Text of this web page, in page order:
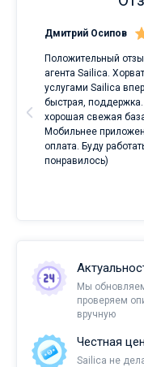
Дмитрий Осипов
Положительный
агента Sailica.
услугами Sailica
быстрая,
хорошая свежая
Мобильнее
оплата. Буду
понравилось)
Мы
проверяем
вручную
Честная
Sailica не